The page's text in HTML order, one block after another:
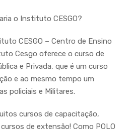
o Instituto CESGO?
CESGO – Centro de Ensino
Cesgo oferece o curso de
e Privada, que é um curso
e ao mesmo tempo um
policiais e Militares.
cursos de capacitação,
de extensão! Como POLO